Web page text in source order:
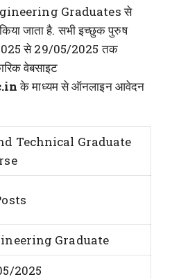
Graduates से
जाता है. सभी इच्छुक पुरुष
से 29/05/2025 तक
वेबसाइट
के माध्यम से ऑनलाइन आवेदन
Technical Graduate
Graduate
2025